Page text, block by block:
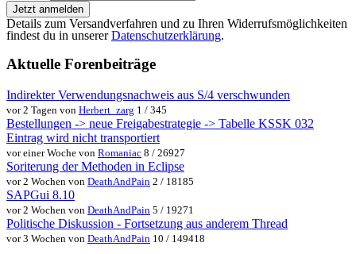
Jetzt anmelden
Details zum Versandverfahren und zu Ihren Widerrufsmöglichkeiten
findest du in unsererDatenschutzerklärung.
Aktuelle Forenbeiträge
Indirekter Verwendungsnachweis aus S/4 verschwunden
vor 2 Tagen von Herbert_zarg 1 / 345
Bestellungen -> neue Freigabestrategie -> Tabelle KSSK 032
Eintrag wird nicht transportiert
vor einer Woche von Romaniac 8 / 26927
Soriterung der Methoden in Eclipse
vor 2 Wochen von DeathAndPain 2 / 18185
SAPGui 8.10
vor 2 Wochen von DeathAndPain 5 / 19271
Politische Diskussion - Fortsetzung aus anderem Thread
vor 3 Wochen von DeathAndPain 10 / 149418